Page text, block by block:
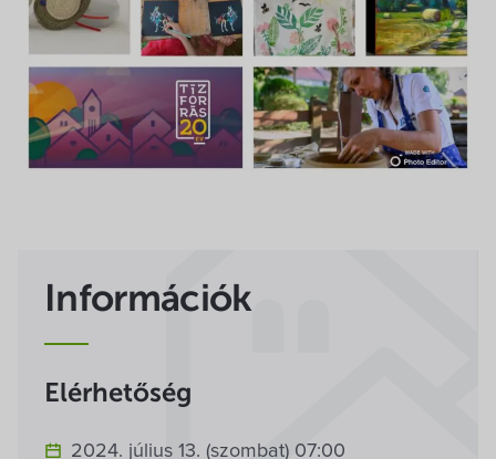
Közoktatási Intézmények
Egyesületek, alapítványok
Pályázatok
Információk
Elérhetőség
2024. július 13. (szombat) 07:00